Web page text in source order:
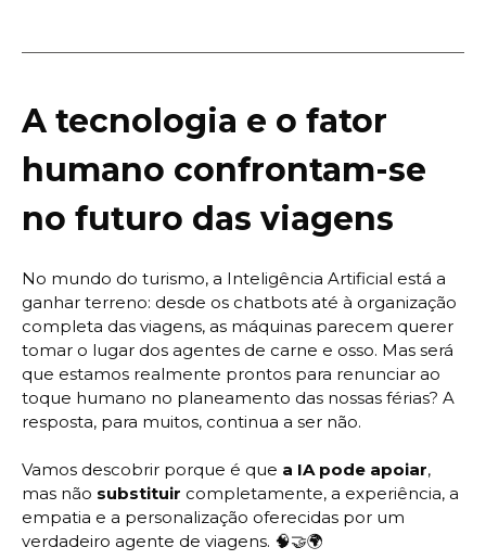
A tecnologia e o fator
humano confrontam-se
no futuro das viagens
No mundo do turismo, a Inteligência Artificial está a
ganhar terreno: desde os chatbots até à organização
completa das viagens, as máquinas parecem querer
tomar o lugar dos agentes de carne e osso. Mas será
que estamos realmente prontos para renunciar ao
toque humano no planeamento das nossas férias? A
resposta, para muitos, continua a ser não.
Vamos descobrir porque é que a IA pode apoiar,
mas não substituir completamente, a experiência, a
empatia e a personalização oferecidas por um
verdadeiro agente de viagens. 🧠🤝🌍